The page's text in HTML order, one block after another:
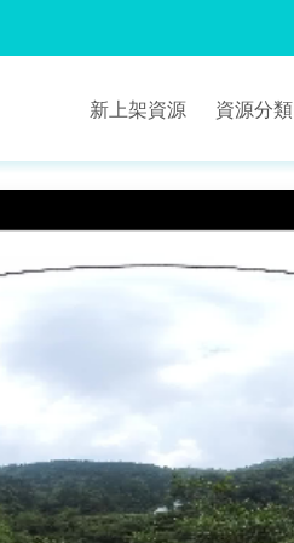
新上架資源 資源分類